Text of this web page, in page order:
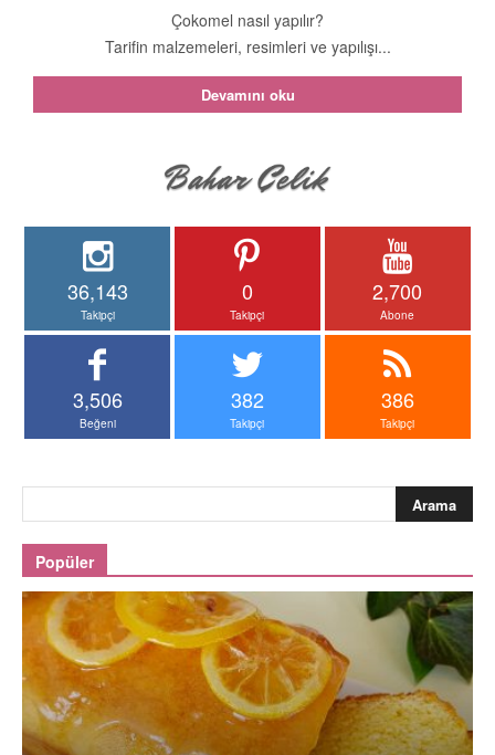
Çokomel nasıl yapılır?
Tarifin malzemeleri, resimleri ve yapılışı...
Devamını oku
36,143
Takipçi
0
Takipçi
2,700
Abone
3,506
Beğeni
382
Takipçi
386
Takipçi
Popüler